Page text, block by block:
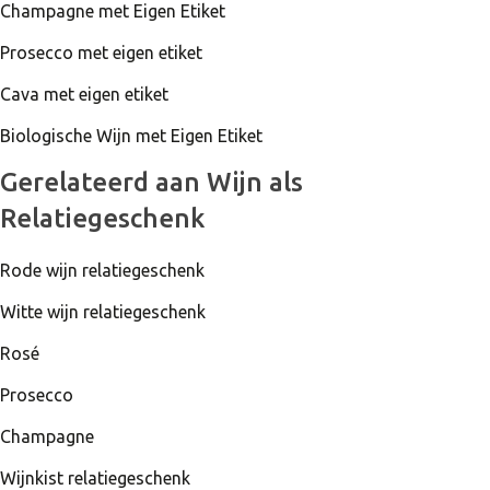
Champagne met Eigen Etiket
Prosecco met eigen etiket
Cava met eigen etiket
Biologische Wijn met Eigen Etiket
Gerelateerd aan Wijn als
Relatiegeschenk
Rode wijn relatiegeschenk
Witte wijn relatiegeschenk
Rosé
Prosecco
Champagne
Wijnkist relatiegeschenk